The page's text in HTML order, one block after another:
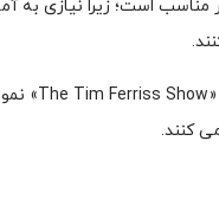
ها تأثیر مستقیمی بر